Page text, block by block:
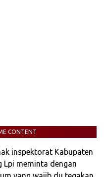
CONTENT
inspektorat Kabupaten
Lpi meminta dengan